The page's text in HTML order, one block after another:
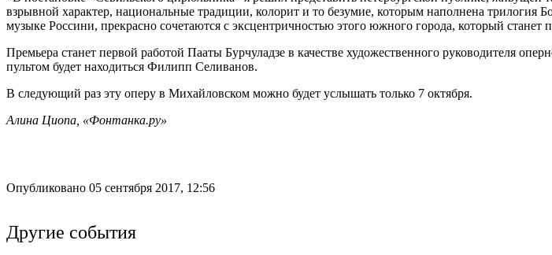
взрывной характер, национальные традиции, колорит и то безумие, которым наполнена
музыке Россини, прекрасно сочетаются с эксцентричностью этого южного города, который
Премьера станет первой работой Пааты Бурчуладзе в качестве художественного руководителя
пультом будет находиться Филипп Селиванов.
В следующий раз эту оперу в Михайловском можно будет услышать только 7 октября.
Алина Циопа, «Фонтанка.ру»
Опубликовано 05 сентября 2017, 12:56
Другие события